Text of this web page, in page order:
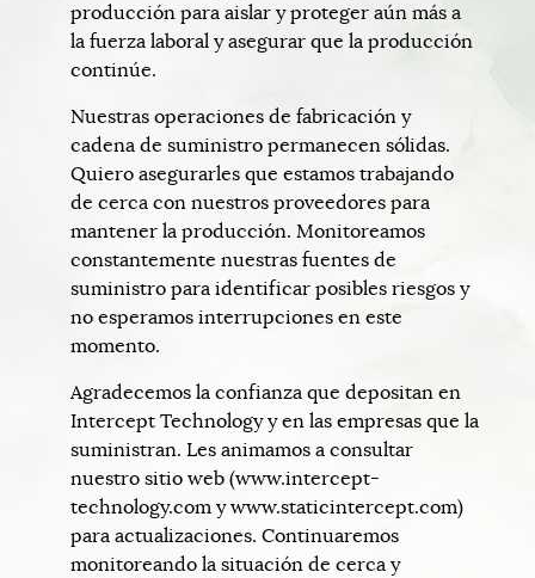
producción para aislar y proteger aún más a
la fuerza laboral y asegurar que la producción
continúe.
Nuestras operaciones de fabricación y
cadena de suministro permanecen sólidas.
Quiero asegurarles que estamos trabajando
de cerca con nuestros proveedores para
mantener la producción. Monitoreamos
constantemente nuestras fuentes de
suministro para identificar posibles riesgos y
no esperamos interrupciones en este
momento.
Agradecemos la confianza que depositan en
Intercept Technology y en las empresas que la
suministran. Les animamos a consultar
nuestro sitio web (www.intercept-
technology.com y www.staticintercept.com)
para actualizaciones. Continuaremos
monitoreando la situación de cerca y